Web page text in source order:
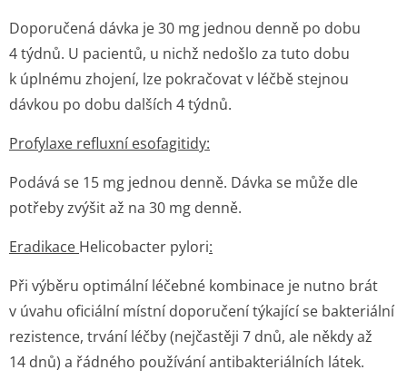
Doporučená dávka je 30 mg jednou denně po dobu
4 týdnů. U pacientů, u nichž nedošlo za tuto dobu
k úplnému zhojení, lze pokračovat v léčbě stejnou
dávkou po dobu dalších 4 týdnů.
Profylaxe refluxní esofagitidy:
Podává se 15 mg jednou denně. Dávka se může dle
potřeby zvýšit až na 30 mg denně.
Eradikace Helicobacter pylori:
Při výběru optimální léčebné kombinace je nutno brát
v úvahu oficiální místní doporučení týkající se bakteriální
rezistence, trvání léčby (nejčastěji 7 dnů, ale někdy až
14 dnů) a řádného používání antibakteriál­ních látek.